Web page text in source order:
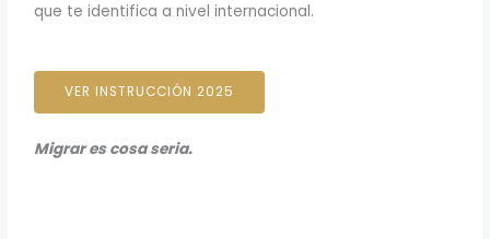
que te identifica a nivel internacional.
VER INSTRUCCIÓN 2025
Migrar es cosa seria.